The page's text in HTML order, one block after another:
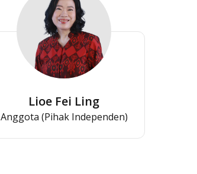
Lioe Fei Ling
Anggota (Pihak Independen)